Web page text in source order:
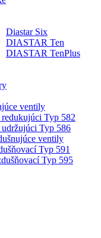
Diastar Six
DIASTAR Ten
DIASTAR TenPlus
ventily
Typ 582
Typ 586
ventily
Typ 591
Typ 595